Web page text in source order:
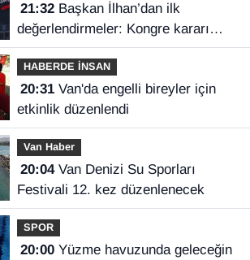
21:32Başkan İlhan’dan ilk
değerlendirmeler: Kongre kararı
Vanspor’u uçuruma sürükleyebilirdi!
HABERDE İNSAN
20:31Van'da engelli bireyler için
etkinlik düzenlendi
Van Haber
20:04Van Denizi Su Sporları
Festivali 12. kez düzenlenecek
SPOR
20:00Yüzme havuzunda geleceğin